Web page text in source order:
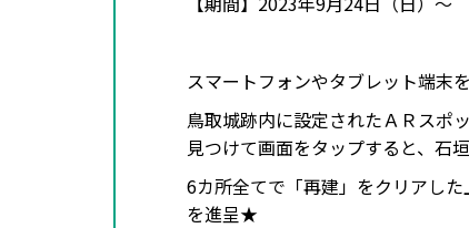
スマートフォンやタブレット端末
鳥取城跡内に設定されたＡＲスポ
見つけて画面をタップすると、石
6カ所全てで「再建」をクリアし
を進呈★